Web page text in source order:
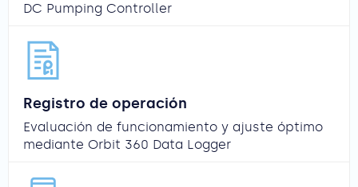
DC Pumping Controller
Registro de operación
Evaluación de funcionamiento y ajuste óptimo
mediante Orbit 360 Data Logger